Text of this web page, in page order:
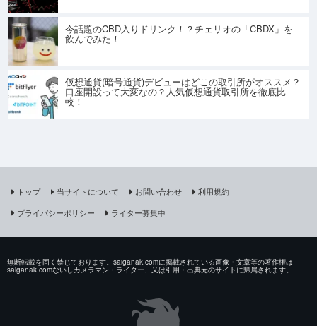
今話題のCBD入りドリンク！？チェリオの「CBDX」を
飲んでみた！
仮想通貨(暗号通貨)デビューはどこの取引所がオススメ？
口座開設って大変なの？人気仮想通貨取引所を徹底比
較！
トップ 当サイトについて お問い合わせ
利用規約
プライバシーポリシー
ライター募集中
無断転載を固く禁じております。saiganak.comに掲載されている画像・文章等の著作権は
saiganak.comないしカメラマン・ライター、又は引用・出典元のサイトに帰属されます。